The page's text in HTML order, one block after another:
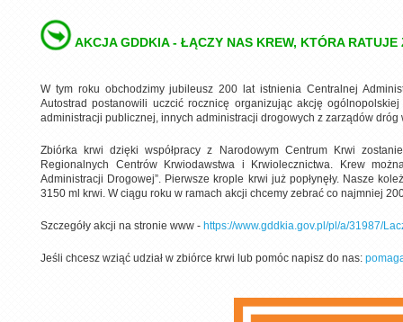
AKCJA GDDKIA - ŁĄCZY NAS KREW, KTÓRA RATUJE
W tym roku obchodzimy jubileusz 200 lat istnienia Centralnej
Autostrad postanowili uczcić rocznicę organizując akcję
administracji publicznej, innych administracji drogowych z zarządów
Zbiórka krwi dzięki współpracy z Narodowym Centrum Krwi
Regionalnych Centrów Krwiodawstwa i Krwiolecznictwa. Krew
Administracji Drogowej”. Pierwsze krople krwi już popłynęły. Nasze
3150 ml krwi. W ciągu roku w ramach akcji chcemy zebrać co najmniej
Szczegóły akcji na stronie www - https://www.gddkia.gov.pl/pl/a/31987/
Jeśli chcesz wziąć udział w zbiórce krwi lub pomóc napisz do nas: